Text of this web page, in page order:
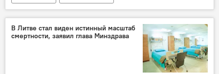
Энергетика. LIVE
Вильнюс
Таллин
Рига
бензин
В Литве стал виден истинный масштаб
смертности, заявил глава Минздрава